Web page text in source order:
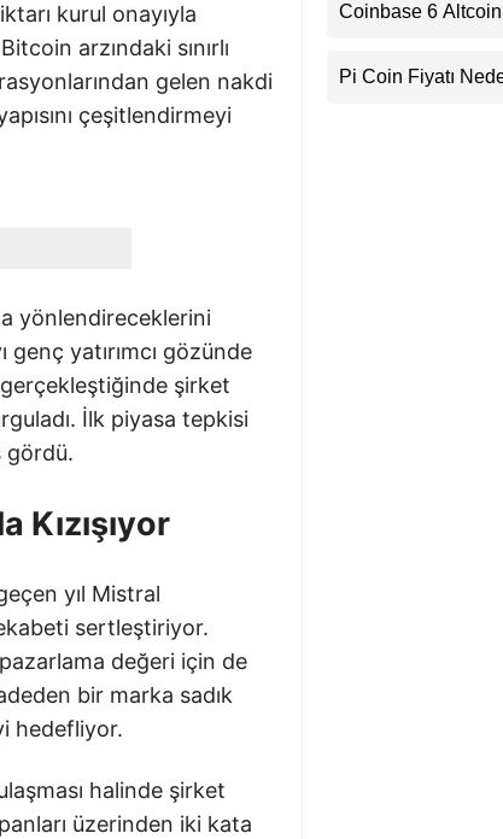
kurul onayıyla
arzındaki sınırlı
gelen nakdi
çeşitlendirmeyi
yönlendireceklerini
genç yatırımcı gözünde
şirket
İlk piyasa tepkisi
gördü.
Kızışıyor
yıl Mistral
sertleştiriyor.
pazarlama değeri için de
bir marka sadık
hedefliyor.
halinde şirket
üzerinden iki kata
Coinbase 6
Pi Coin Fiyatı